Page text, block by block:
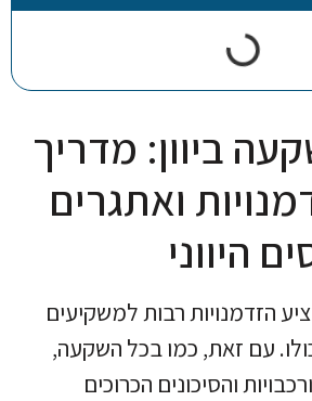
ביוון: מדריך
ואתגרים
היווני
הזדמנויות רבות למשקיעים
עם זאת, כמו בכל השקעה,
והסיכונים הכרוכים